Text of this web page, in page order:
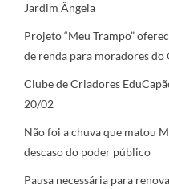
Jardim Ângela
Projeto “Meu Trampo”
de renda para moradores do
Clube de Criadores
20/02
Não foi a chuva que matou
descaso do poder público
Pausa necessária para